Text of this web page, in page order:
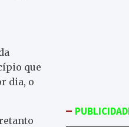
que
dia, o